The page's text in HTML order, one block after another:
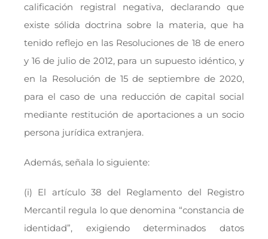
calificación registral negativa, declarando que
existe sólida doctrina sobre la materia, que ha
tenido reflejo en las Resoluciones de 18 de enero
y 16 de julio de 2012, para un supuesto idéntico, y
en la Resolución de 15 de septiembre de 2020,
para el caso de una reducción de capital social
mediante restitución de aportaciones a un socio
persona jurídica extranjera.
Además, señala lo siguiente:
(i) El artículo 38 del Reglamento del Registro
Mercantil regula lo que denomina “constancia de
identidad”, exigiendo determinados datos